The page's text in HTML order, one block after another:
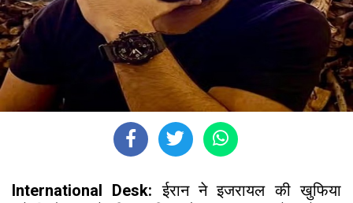
International Desk:ईरान ने इजरायल की खुफिया